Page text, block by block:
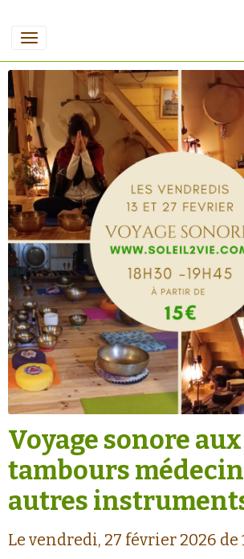
Voyage sonore aux
tambours
autres
Le vendredi, 27 février 2026 de